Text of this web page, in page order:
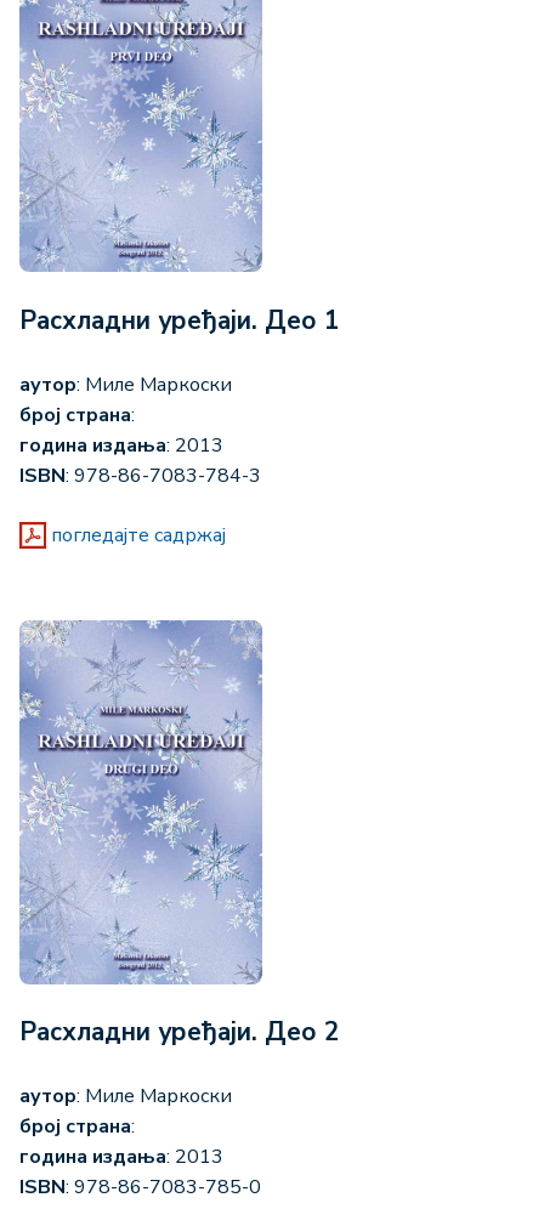
Расхладни уређаји. Део 1
аутор: Миле Маркоски
број страна:
година издања: 2013
ISBN: 978-86-7083-784-3
погледајте садржај
Расхладни уређаји. Део 2
аутор: Миле Маркоски
број страна:
година издања: 2013
ISBN: 978-86-7083-785-0